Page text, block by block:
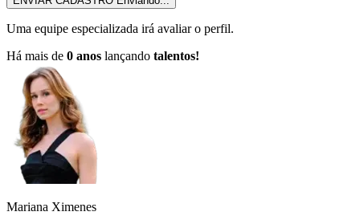
Uma equipe especializada irá avaliar o perfil.
Há mais de 0 anos lançando talentos!
Mariana Ximenes